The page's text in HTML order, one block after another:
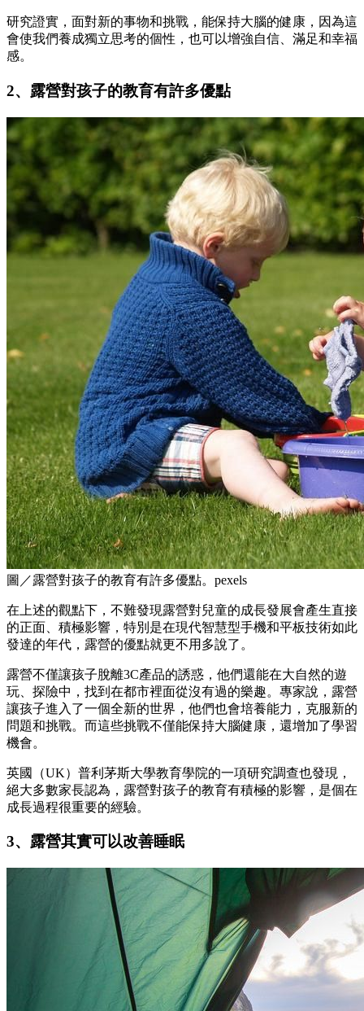
研究證實，面對新的事物和挑戰，能保持大腦的健康，因為這
會使我們養成獨立思考的個性，也可以增強自信、滿足和幸福
感。
2、露營對孩子的教育有許多優點
圖／露營對孩子的教育有許多優點。pexels
在上述的觀點下，不難發現露營對兒童的成長發展會產生直接
的正面、積極影響，特別是在現代智慧型手機和平板技術如此
發達的年代，露營的優點就更不用多說了。
露營不僅讓孩子脫離3C產品的誘惑，他們還能在大自然的遊
玩、探險中，找到在都市裡面從沒有過的樂趣。專家說，露營
讓孩子進入了一個全新的世界，他們也會培養能力，克服新的
問題和挑戰。而這些挑戰不僅能保持大腦健康，還增加了學習
機會。
英國（UK）普利茅斯大學教育學院的一項研究調查也發現，
絕大多數家長認為，露營對孩子的教育有積極的影響，是個在
成長過程很重要的經驗。
3、露營其實可以改善睡眠